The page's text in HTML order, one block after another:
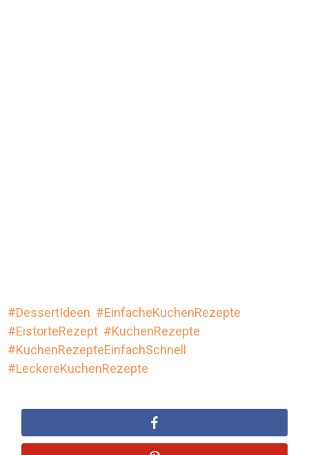
DessertIdeen
EinfacheKuchenRezepte
EistorteRezept
KuchenRezepte
KuchenRezepteEinfachSchnell
LeckereKuchenRezepte